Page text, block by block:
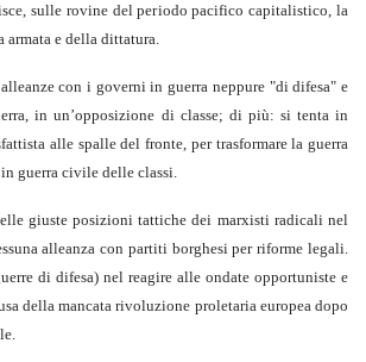
sulle rovine del periodo pacifico capitalistico, la
armata e della dittatura.
con i governi in guerra neppure "di difesa" e
in un’opposizione di classe; di più: si tenta in
alle spalle del fronte, per trasformare la guerra
guerra civile delle classi.
giuste posizioni tattiche dei marxisti radicali nel
alleanza con partiti borghesi per riforme legali.
di difesa) nel reagire alle ondate opportuniste e
della mancata rivoluzione proletaria europea dopo